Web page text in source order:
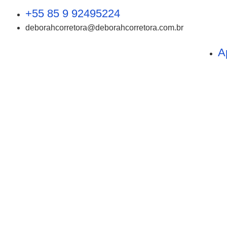
+55 85 9 92495224
deborahcorretora@deborahcorretora.com.br